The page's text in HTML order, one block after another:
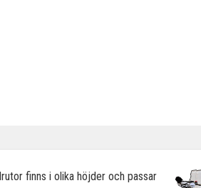
finns i olika höjder och passar